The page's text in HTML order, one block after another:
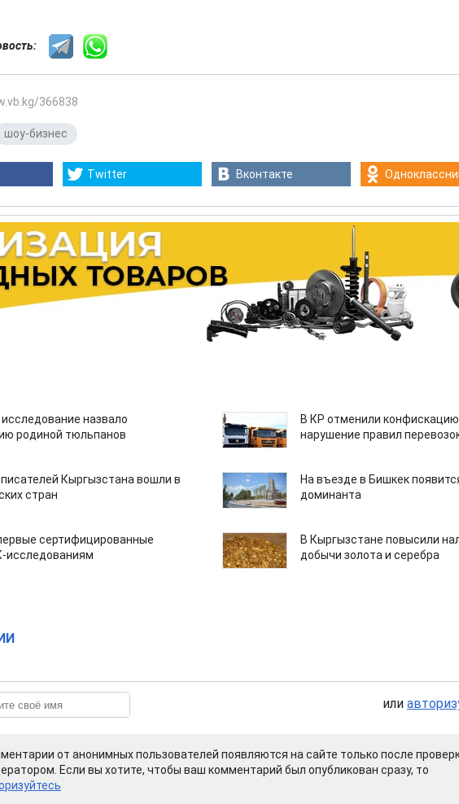
366838
шоу-бизнес
Twitter Вконтакте
назвало
родиной тюльпанов
В КР отменили конфискацию
нарушение правил
Кыргызстана вошли в
стран
На въезде в Бишкек
доминанта
сертифицированные
исследованиям
В Кыргызстане повысили
добычи золота и серебра
или
от анонимных пользователей появляются на сайте только после
Если вы хотите, чтобы ваш комментарий был опубликован сразу, то